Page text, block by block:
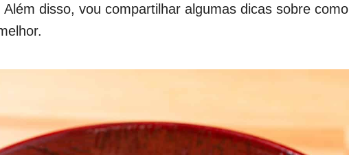
Além disso, vou compartilhar algumas dicas sobre como